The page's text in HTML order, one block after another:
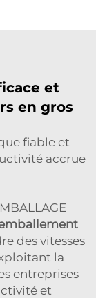
et
en gros
fiable et
accrue
des vitesses
la
entreprises
et